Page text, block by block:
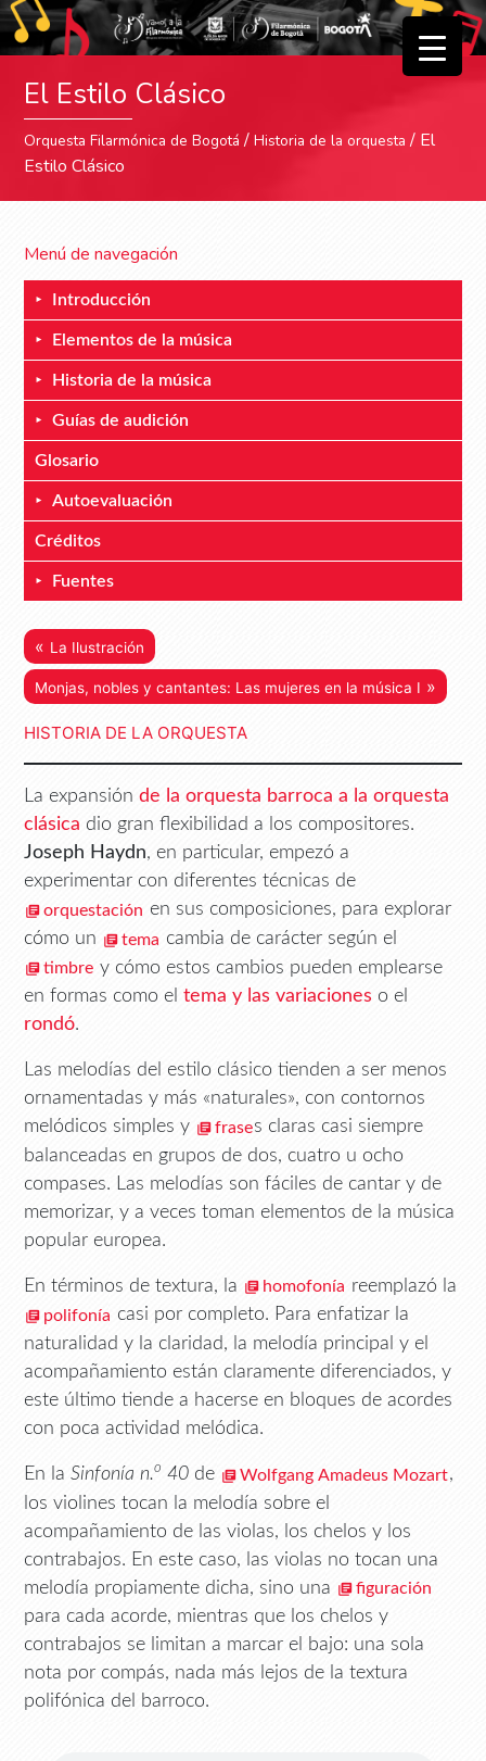
El Estilo Clásico
Orquesta Filarmónica de Bogotá /Historia de la orquesta / El
Estilo Clásico
Menú de navegación
Introducción
Elementos de la música
Historia de la música
Guías de audición
Glosario
Autoevaluación
Créditos
Fuentes
« La Ilustración
Monjas, nobles y cantantes: Las mujeres en la música I »
HISTORIA DE LA ORQUESTA
La expansión de la orquesta barroca a la orquesta
clásica dio gran flexibilidad a los compositores.
Joseph Haydn, en particular, empezó a
experimentar con diferentes técnicas de
orquestación en sus composiciones, para explorar
cómo un
tema cambia de carácter según el
timbre y cómo estos cambios pueden emplearse
en formas como eltema y las variaciones o el
rondó.
Las melodías del estilo clásico tienden a ser menos
ornamentadas y más «naturales», con contornos
melódicos simples y
frases claras casi siempre
balanceadas en grupos de dos, cuatro u ocho
compases. Las melodías son fáciles de cantar y de
memorizar, y a veces toman elementos de la música
popular europea.
En términos de textura, la homofonía reemplazó la
polifonía casi por completo. Para enfatizar la
naturalidad y la claridad, la melodía principal y el
acompañamiento están claramente diferenciados, y
este último tiende a hacerse en bloques de acordes
con poca actividad melódica.
En laSinfonía n.o 40 de Wolfgang Amadeus Mozart,
los violines tocan la melodía sobre el
acompañamiento de las violas, los chelos y los
contrabajos. En este caso, las violas no tocan una
melodía propiamente dicha, sino una
figuración
para cada acorde, mientras que los chelos y
contrabajos se limitan a marcar el bajo: una sola
nota por compás, nada más lejos de la textura
polifónica del barroco.